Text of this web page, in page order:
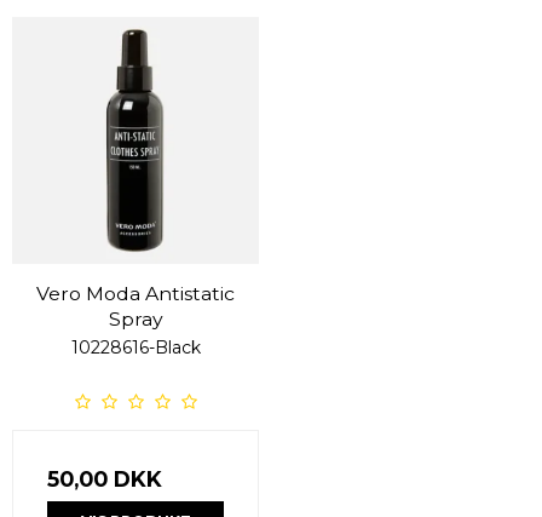
Vero Moda Antistatic
Spray
10228616-Black
50,00 DKK